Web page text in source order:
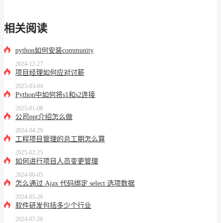
相关阅读
python如何安装community
2024-12-27
项目经理如何应对讨薪
2025-03-04
Python中如何将s1和s2连接
2025-01-08
公司ppt介绍怎么做
2024-04-29
工程项目管理的总工期怎么算
2025-02-25
如何进行项目人员变更管理
2024-06-05
怎么通过 Ajax 代码绑定 select 选项数据
2024-05-20
软件研发包括多少个行业
2024-07-26